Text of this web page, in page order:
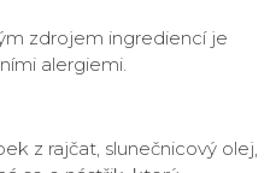
zdrojem ingrediencí je
alergiemi.
z rajčat, slunečnicový olej,